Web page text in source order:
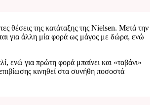
θέσεις της κατάταξης της Nielsen. Μετά την
για άλλη μία φορά ως μάγος με δώρα, ενώ
ενώ για πρώτη φορά μπαίνει και «ταβάνι»
κινηθεί στα συνήθη ποσοστά